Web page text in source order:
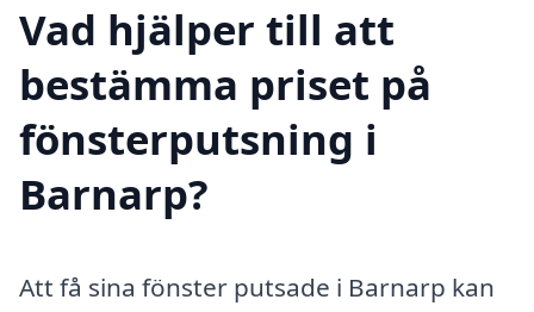
Vad hjälper till att
bestämma priset på
fönsterputsning i
Barnarp?
Att få sina fönster putsade i Barnarp kan